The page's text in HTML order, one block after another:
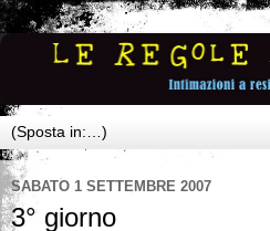
SABATO 1 SETTEMBRE 2007
3° giorno